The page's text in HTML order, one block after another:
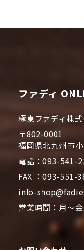
ファディ
極東ファディ株
〒802-0001
福岡県北九州市
電話：093-541-
FAX ：093-551-
info-
営業時間：月～